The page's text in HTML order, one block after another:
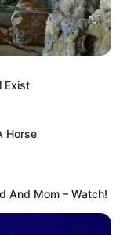
und
würden,
Menschen
Exist
Horse
And Mom – Watch!